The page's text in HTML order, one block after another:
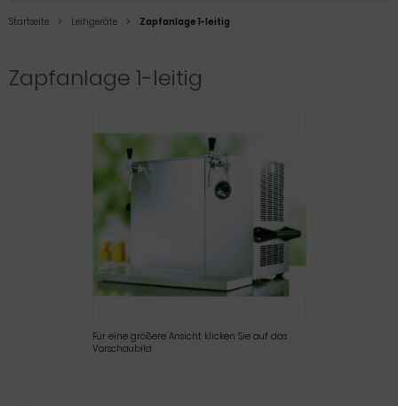
Startseite Leihgeräte Zapfanlage 1-leitig
Zapfanlage 1-leitig
Für eine größere Ansicht klicken Sie auf das
Vorschaubild